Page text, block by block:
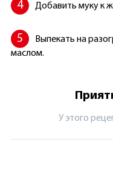
Добавить муку к
Выпекать на
маслом.
У этого